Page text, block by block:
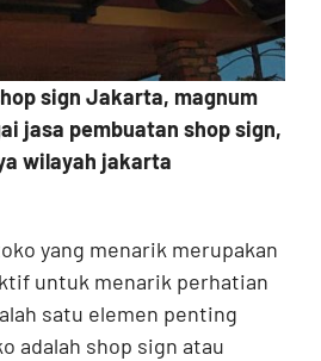
sign Jakarta, magnum
jasa pembuatan shop sign,
wilayah jakarta
yang menarik merupakan
untuk menarik perhatian
satu elemen penting
adalah shop sign atau